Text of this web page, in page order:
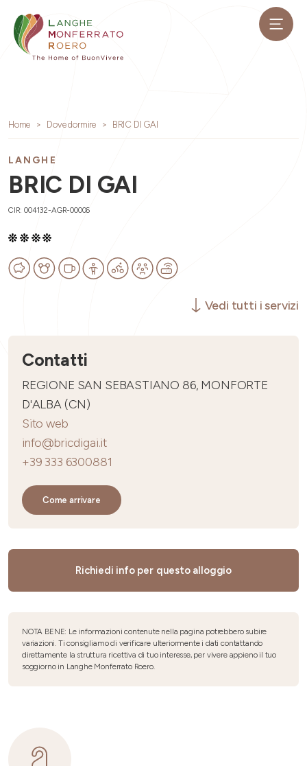
Home Dove dormire BRIC DI GAI
LANGHE
BRIC DI GAI
CIR: 004132-AGR-00006
Vedi tutti i servizi
Contatti
REGIONE SAN SEBASTIANO 86, MONFORTE
D'ALBA (CN)
Sito web
info@bricdigai.it
+39 333 6300881
Come arrivare
Richiedi info per questo alloggio
NOTA BENE: Le informazioni contenute nella pagina potrebbero subire
variazioni. Ti consigliamo di verificare ulteriormente i dati contattando
direttamente la struttura ricettiva di tuo interesse, per vivere appieno il tuo
soggiorno in Langhe Monferrato Roero.